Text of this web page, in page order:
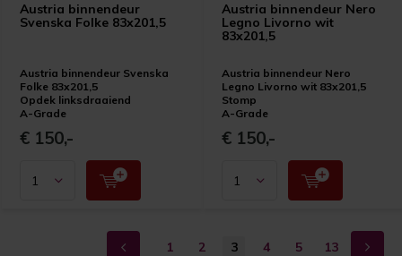
Austria binnendeur
Svenska Folke 83x201,5
Austria binnendeur Svenska
Folke 83x201,5
Opdek linksdraaiend
A-Grade
€ 150,-
Austria binnendeur Nero
Legno Livorno wit
83x201,5
Austria binnendeur Nero
Legno Livorno wit 83x201,5
Stomp
A-Grade
€ 150,-
1 2 3 4 5 13